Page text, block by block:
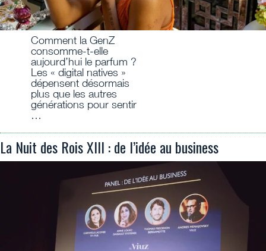
Comment la GenZ
consomme-t-elle
aujourd’hui le parfum ?
Les « digital natives »
dépensent désormais
plus que les autres
générations pour sentir
…
La Nuit des Rois XIII : de l’idée au business